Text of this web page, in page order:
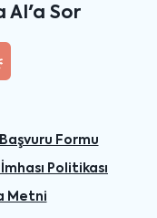
AI'a Sor
Formu
Politikası
Metni